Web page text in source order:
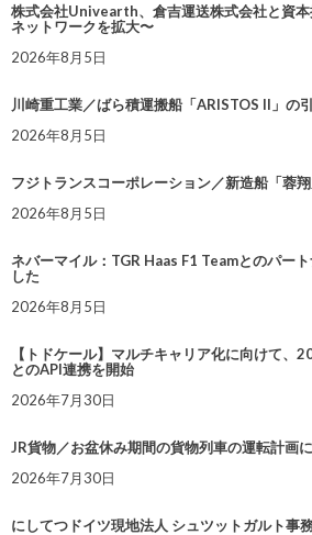
株式会社Univearth、倉吉運送株式会社と資
ネットワークを拡大〜
2026年8月5日
川崎重工業／ばら積運搬船「ARISTOS II」の
2026年8月5日
フジトランスコーポレーション／新造船「蓉
2026年8月5日
ネバーマイル：TGR Haas F1 Teamとのパー
した
2026年8月5日
【トドケール】マルチキャリア化に向けて、
とのAPI連携を開始
2026年7月30日
JR貨物／お盆休み期間の貨物列車の運転計画
2026年7月30日
にしてつドイツ現地法人 シュツットガルト事